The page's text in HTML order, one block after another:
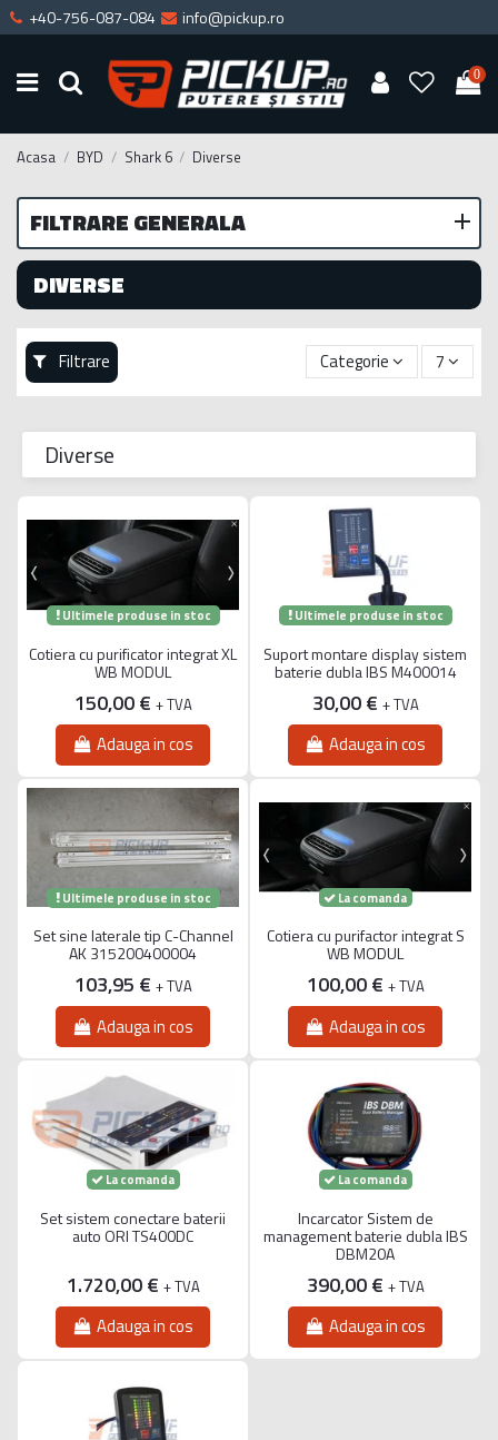
+40-756-087-084 info@pickup.ro
0
Acasa BYD Shark 6 Diverse
DIVERSE
Filtrare Categorie 7
Diverse
Ultimele produse in stoc
Cotiera cu purificator integrat XL
WB MODUL
150,00 € + TVA
Adauga in cos
Ultimele produse in stoc
Suport montare display sistem
baterie dubla IBS M400014
30,00 € + TVA
Adauga in cos
Ultimele produse in stoc
Set sine laterale tip C-Channel
AK 315200400004
103,95 € + TVA
Adauga in cos
La comanda
Cotiera cu purifactor integrat S
WB MODUL
100,00 € + TVA
Adauga in cos
La comanda
Set sistem conectare baterii
auto ORI TS400DC
1.720,00 € + TVA
Adauga in cos
La comanda
Incarcator Sistem de
management baterie dubla IBS
DBM20A
390,00 € + TVA
Adauga in cos
FILTRARE GENERALA